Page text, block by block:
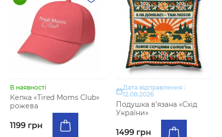
В наявності
Кепка «Tired Moms Club»
рожева
1199 грн
Дата відправлення :
12.08.2026
Подушка в’язана «Схід
України»
1499 грн